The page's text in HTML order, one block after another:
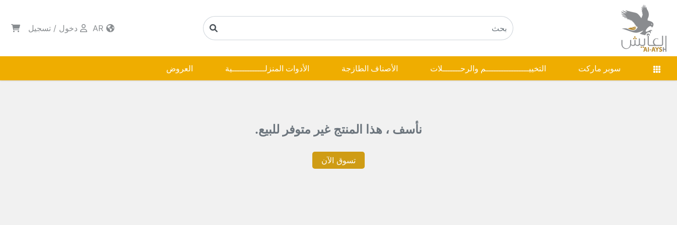
دخول / تسجيل
سوبر ماركت التخييـــــــــــــــــم والرحـــــــلات الأصناف الطازجة الأدوات المنزلـــــــــــــية العروض
نأسف ، هذا المنتج غير متوفر للبيع.
تسوق الآن